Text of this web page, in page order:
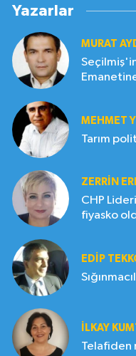
Yazarlar
MURAT
MEHMET
Tarım
ZERRIN
CHP
fiyasko
EDIP
İLKAY
Telafiden